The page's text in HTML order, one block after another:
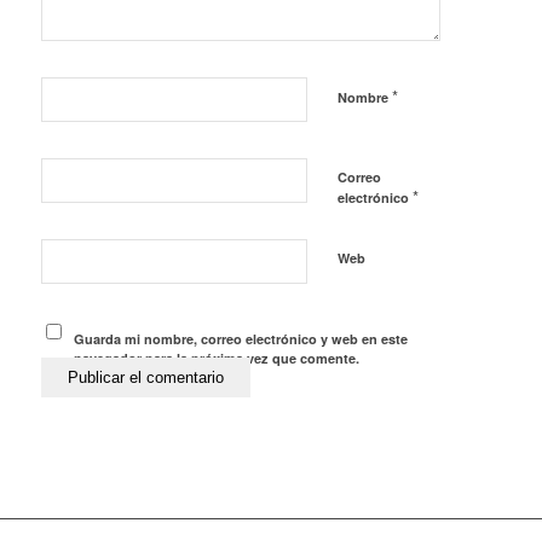
Nombre *
Correo
electrónico *
Web
Guarda mi nombre, correo electrónico y web en este
navegador para la próxima vez que comente.